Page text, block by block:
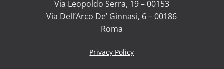
Via Leopoldo Serra, 19 – 00153
Via Dell’Arco De’ Ginnasi, 6 – 00186
Roma
Privacy Policy